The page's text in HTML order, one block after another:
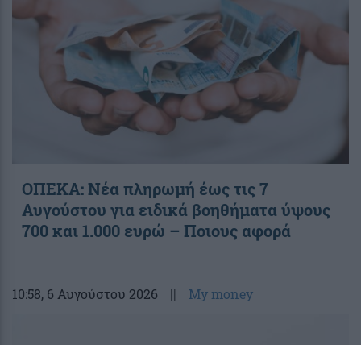
ΟΠΕΚΑ: Νέα πληρωμή έως τις 7
Αυγούστου για ειδικά βοηθήματα ύψους
700 και 1.000 ευρώ – Ποιους αφορά
10:58, 6 Αυγούστου 2026 || My money